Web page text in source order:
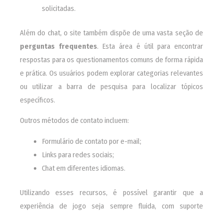
solicitadas.
Além do chat, o site também dispõe de uma vasta seção de
perguntas frequentes. Esta área é útil para encontrar
respostas para os questionamentos comuns de forma rápida
e prática. Os usuários podem explorar categorias relevantes
ou utilizar a barra de pesquisa para localizar tópicos
específicos.
Outros métodos de contato incluem:
Formulário de contato por e-mail;
Links para redes sociais;
Chat em diferentes idiomas.
Utilizando esses recursos, é possível garantir que a
experiência de jogo seja sempre fluida, com suporte